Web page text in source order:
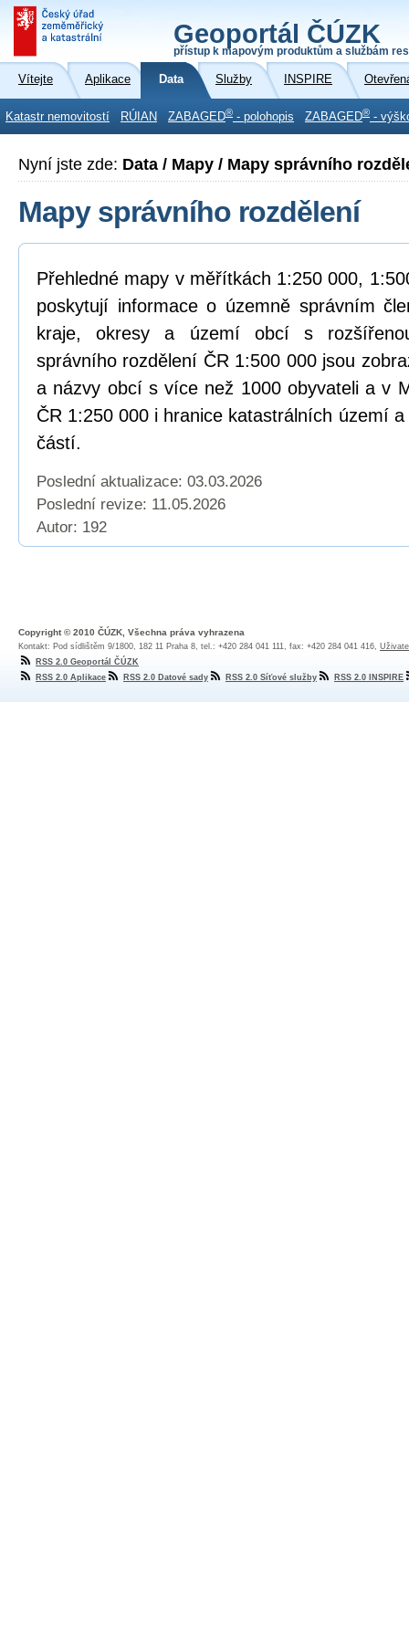
Geoportál ČÚZK
přístup k mapovým produktům a službám
Vítejte Aplikace Data Služby INSPIRE
Katastr nemovitostí RÚIAN ZABAGED® - polohopis ZABAGED® -
Nyní jste zde: Data / Mapy / Mapy správního
Mapy správního rozdělení
Přehledné mapy v měřítkách 1:250 000,
poskytují informace o územně správním
kraje, okresy a území obcí s
správního rozdělení ČR 1:500 000 jsou
a názvy obcí s více než 1000 obyvateli a v
ČR 1:250 000 i hranice katastrálních území
částí.
Poslední aktualizace: 03.03.2026
Poslední revize: 11.05.2026
Autor: 192
Copyright © 2010 ČÚZK, Všechna práva vyhrazena
Kontakt: Pod sídlištěm 9/1800, 182 11 Praha 8, tel.: +420 284 041 111, fax: +420 284 041 416,
RSS 2.0 Geoportál ČÚZK
RSS 2.0 Aplikace
RSS 2.0 Datové sady RSS 2.0 Síťové služby RSS 2.0 INSPIRE